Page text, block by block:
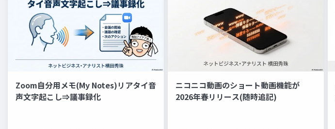
Zoom自分用メモ(My Notes)リアタイ音
声文字起こし⇒議事録化
ニコニコ動画のショート動画機能が
2026年春リリース(随時追記)